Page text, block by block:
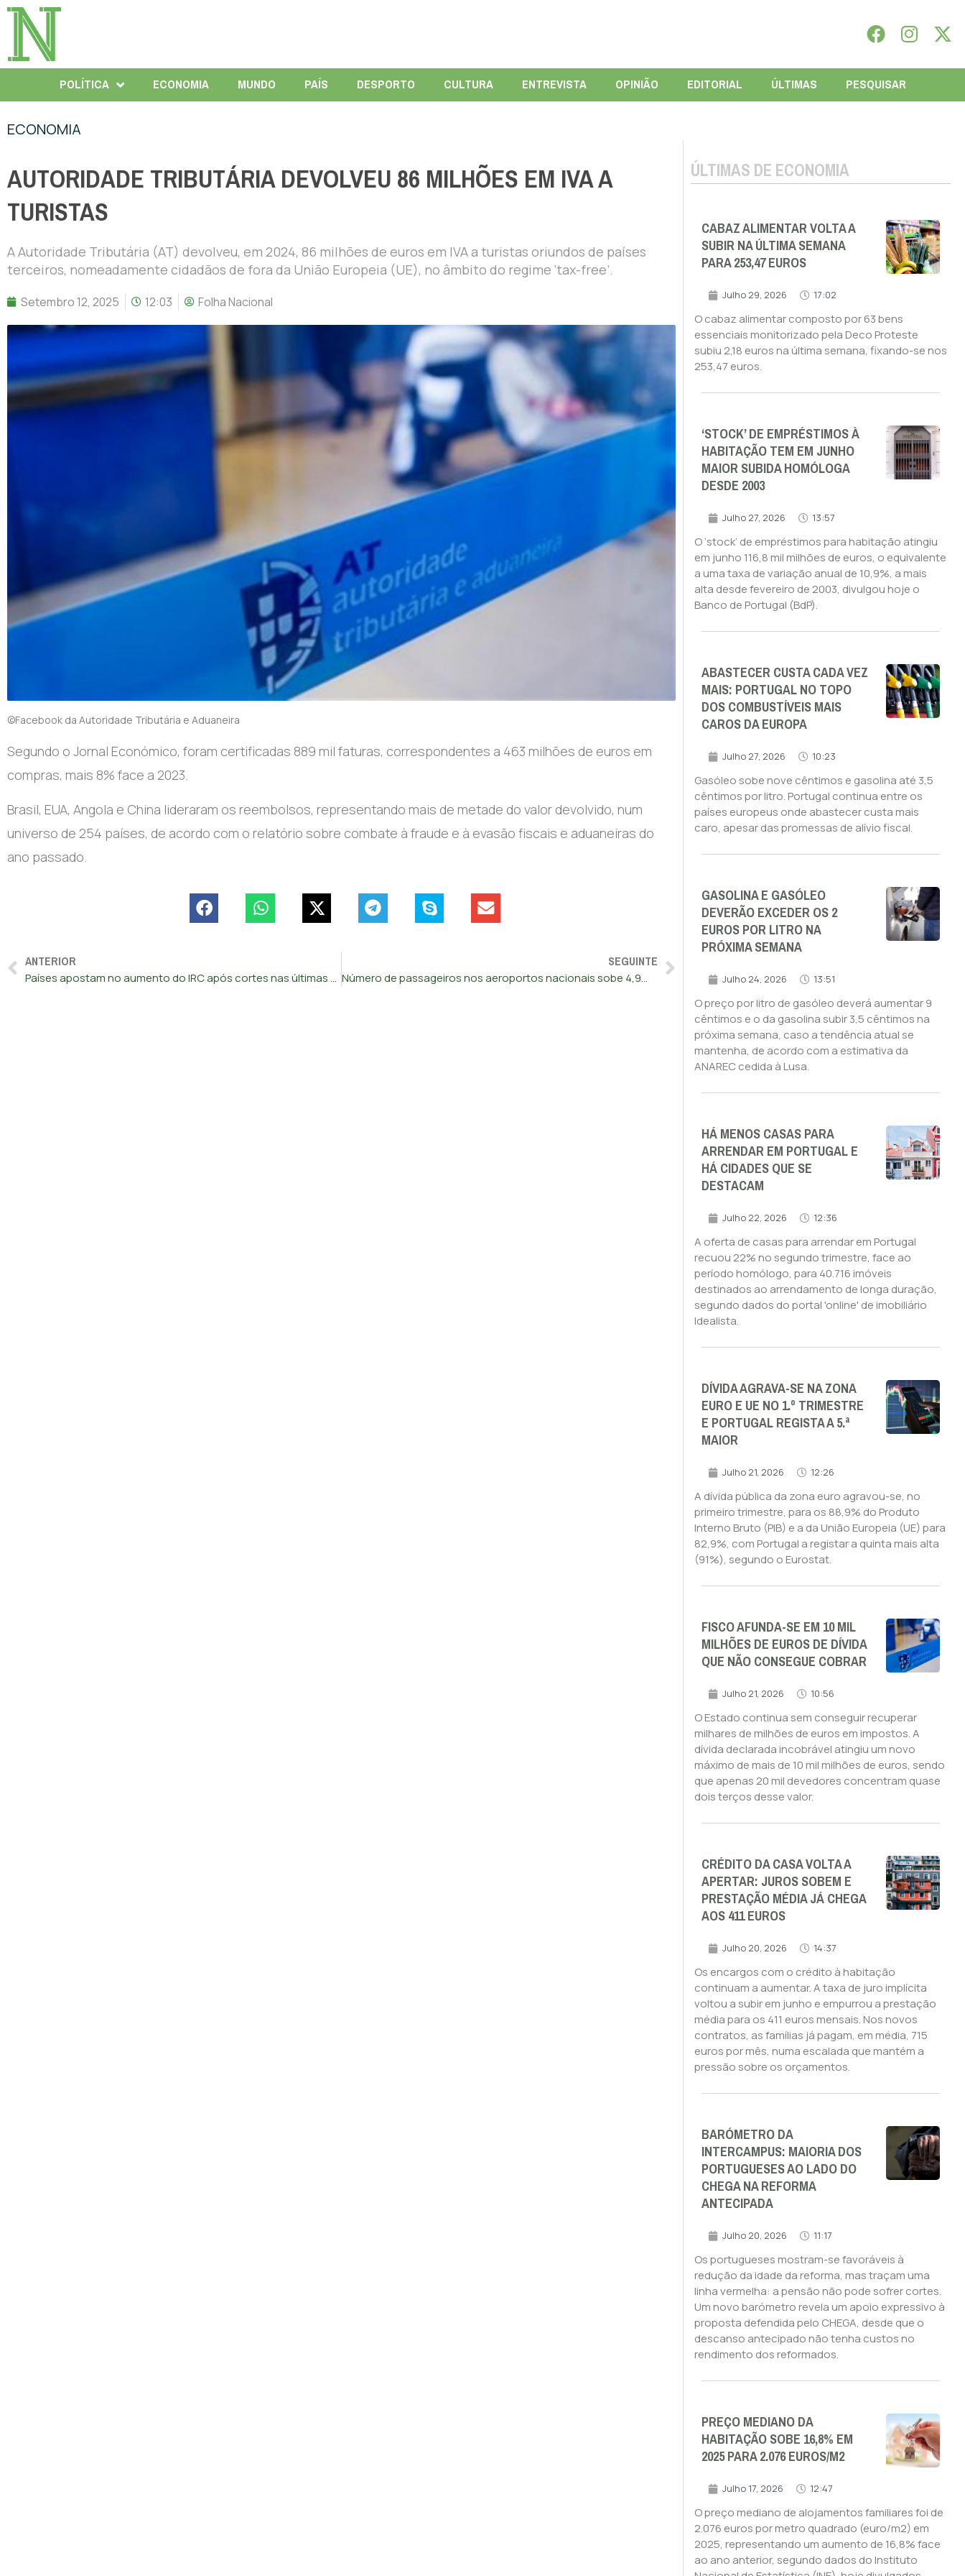
POLÍTICA ECONOMIA MUNDO PAÍS DESPORTO CULTURA ENTREVISTA OPINIÃO EDITORIAL ÚLTIMAS PESQUISAR
ECONOMIA
AUTORIDADE TRIBUTÁRIA DEVOLVEU 86 MILHÕES EM IVA A
TURISTAS
A Autoridade Tributária (AT) devolveu, em 2024, 86 milhões de euros em IVA a turistas oriundos de países
terceiros, nomeadamente cidadãos de fora da União Europeia (UE), no âmbito do regime ‘tax-free’.
Setembro 12, 2025 12:03 Folha Nacional
©Facebook da Autoridade Tributária e Aduaneira
Segundo o Jornal Económico, foram certificadas 889 mil faturas, correspondentes a 463 milhões de euros em
compras, mais 8% face a 2023.
Brasil, EUA, Angola e China lideraram os reembolsos, representando mais de metade do valor devolvido, num
universo de 254 países, de acordo com o relatório sobre combate à fraude e à evasão fiscais e aduaneiras do
ano passado.
ANTERIOR
Países apostam no aumento do IRC após cortes nas últimas duas décadas
SEGUINTE
Número de passageiros nos aeroportos nacionais sobe 4,9% para 42 milhões até julho
ÚLTIMAS DE ECONOMIA
CABAZ ALIMENTAR VOLTA A
SUBIR NA ÚLTIMA SEMANA
PARA 253,47 EUROS
Julho 29, 2026 17:02
O cabaz alimentar composto por 63 bens
essenciais monitorizado pela Deco Proteste
subiu 2,18 euros na última semana, fixando-se nos
253,47 euros.
‘STOCK’ DE EMPRÉSTIMOS À
HABITAÇÃO TEM EM JUNHO
MAIOR SUBIDA HOMÓLOGA
DESDE 2003
Julho 27, 2026 13:57
O ‘stock’ de empréstimos para habitação atingiu
em junho 116,8 mil milhões de euros, o equivalente
a uma taxa de variação anual de 10,9%, a mais
alta desde fevereiro de 2003, divulgou hoje o
Banco de Portugal (BdP).
ABASTECER CUSTA CADA VEZ
MAIS: PORTUGAL NO TOPO
DOS COMBUSTÍVEIS MAIS
CAROS DA EUROPA
Julho 27, 2026 10:23
Gasóleo sobe nove cêntimos e gasolina até 3,5
cêntimos por litro. Portugal continua entre os
países europeus onde abastecer custa mais
caro, apesar das promessas de alívio fiscal.
GASOLINA E GASÓLEO
DEVERÃO EXCEDER OS 2
EUROS POR LITRO NA
PRÓXIMA SEMANA
Julho 24, 2026 13:51
O preço por litro de gasóleo deverá aumentar 9
cêntimos e o da gasolina subir 3,5 cêntimos na
próxima semana, caso a tendência atual se
mantenha, de acordo com a estimativa da
ANAREC cedida à Lusa.
HÁ MENOS CASAS PARA
ARRENDAR EM PORTUGAL E
HÁ CIDADES QUE SE
DESTACAM
Julho 22, 2026 12:36
A oferta de casas para arrendar em Portugal
recuou 22% no segundo trimestre, face ao
período homólogo, para 40.716 imóveis
destinados ao arrendamento de longa duração,
segundo dados do portal 'online' de imobiliário
Idealista.
DÍVIDA AGRAVA-SE NA ZONA
EURO E UE NO 1.º TRIMESTRE
E PORTUGAL REGISTA A 5.ª
MAIOR
Julho 21, 2026 12:26
A dívida pública da zona euro agravou-se, no
primeiro trimestre, para os 88,9% do Produto
Interno Bruto (PIB) e a da União Europeia (UE) para
82,9%, com Portugal a registar a quinta mais alta
(91%), segundo o Eurostat.
FISCO AFUNDA-SE EM 10 MIL
MILHÕES DE EUROS DE DÍVIDA
QUE NÃO CONSEGUE COBRAR
Julho 21, 2026 10:56
O Estado continua sem conseguir recuperar
milhares de milhões de euros em impostos. A
dívida declarada incobrável atingiu um novo
máximo de mais de 10 mil milhões de euros, sendo
que apenas 20 mil devedores concentram quase
dois terços desse valor.
CRÉDITO DA CASA VOLTA A
APERTAR: JUROS SOBEM E
PRESTAÇÃO MÉDIA JÁ CHEGA
AOS 411 EUROS
Julho 20, 2026 14:37
Os encargos com o crédito à habitação
continuam a aumentar. A taxa de juro implícita
voltou a subir em junho e empurrou a prestação
média para os 411 euros mensais. Nos novos
contratos, as famílias já pagam, em média, 715
euros por mês, numa escalada que mantém a
pressão sobre os orçamentos.
BARÓMETRO DA
INTERCAMPUS: MAIORIA DOS
PORTUGUESES AO LADO DO
CHEGA NA REFORMA
ANTECIPADA
Julho 20, 2026 11:17
Os portugueses mostram-se favoráveis à
redução da idade da reforma, mas traçam uma
linha vermelha: a pensão não pode sofrer cortes.
Um novo barómetro revela um apoio expressivo à
proposta defendida pelo CHEGA, desde que o
descanso antecipado não tenha custos no
rendimento dos reformados.
PREÇO MEDIANO DA
HABITAÇÃO SOBE 16,8% EM
2025 PARA 2.076 EUROS/M2
Julho 17, 2026 12:47
O preço mediano de alojamentos familiares foi de
2.076 euros por metro quadrado (euro/m2) em
2025, representando um aumento de 16,8% face
ao ano anterior, segundo dados do Instituto